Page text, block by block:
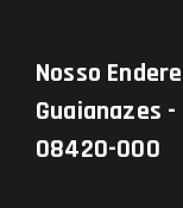
Nosso
Guaianazes
08420-000